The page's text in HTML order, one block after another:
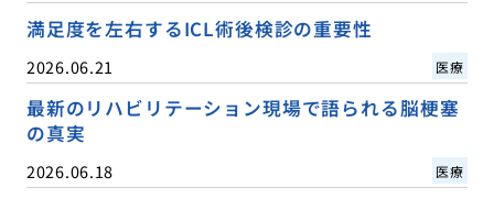
満足度を左右するICL術後検診の重要性
2026.06.21 医療
最新のリハビリテーション現場で語られる脳梗塞
の真実
2026.06.18 医療